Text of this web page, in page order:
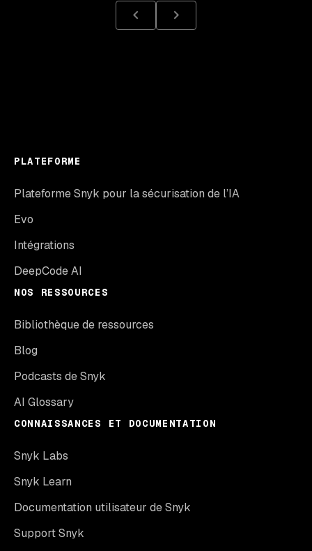
PLATEFORME
Plateforme Snyk pour la sécurisation de l’IA
Evo
Intégrations
DeepCode AI
NOS RESSOURCES
Bibliothèque de ressources
Blog
Podcasts de Snyk
AI Glossary
CONNAISSANCES ET DOCUMENTATION
Snyk Labs
Snyk Learn
Documentation utilisateur de Snyk
Support Snyk